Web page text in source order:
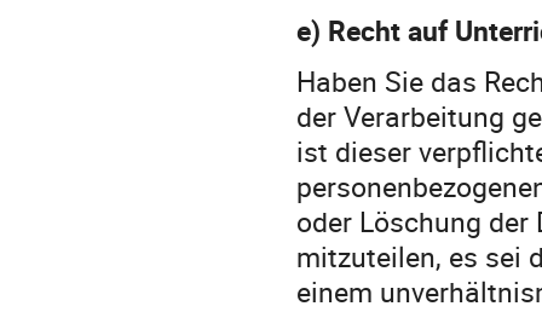
e) Recht auf
Haben Sie das
der Verarbeitung
ist dieser
oder Löschung der
mitzuteilen, es sei
einem